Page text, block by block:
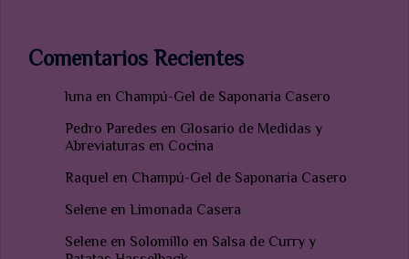
Comentarios Recientes
luna en Champú-Gel de Saponaria Casero
Pedro Paredes en Glosario de Medidas y
Abreviaturas en Cocina
Raquel en Champú-Gel de Saponaria Casero
Selene en Limonada Casera
Selene en Solomillo en Salsa de Curry y